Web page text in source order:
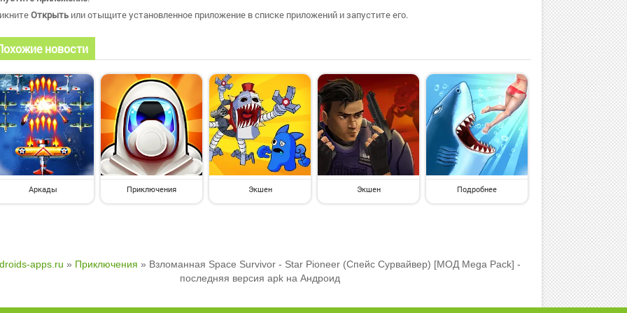
Открыть или отыщите установленное приложение в списке приложений и запустите его.
новости
Аркады Приключения Экшен Экшен Подробнее
droids-apps.ru » Приключения » Взломанная Space Survivor - Star Pioneer (Спейс Сурвайвер) [МОД Mega Pack] -
последняя версия apk на Андроид